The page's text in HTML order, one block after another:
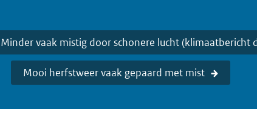
Minder vaak mistig door schonere lucht (klimaatbericht
Mooi herfstweer vaak gepaard met mist